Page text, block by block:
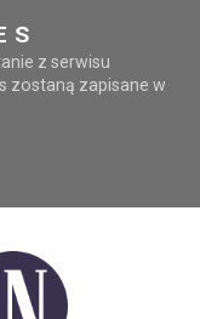
z serwisu
zostaną zapisane w